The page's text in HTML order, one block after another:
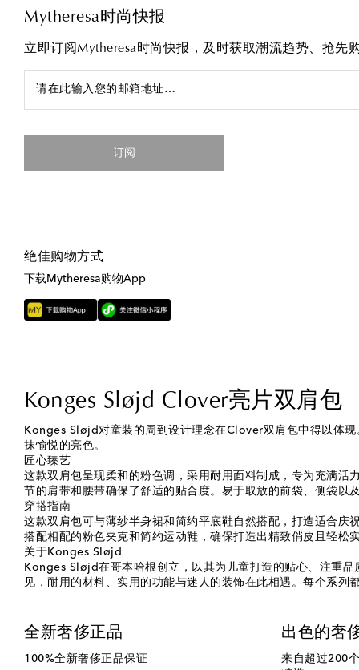
Mytheresa时尚快报
立即订阅Mytheresa时尚快报，及时获取潮流趋势、抢先
请在此输入您的邮箱地址…
订阅
绝佳购物方式
下载Mytheresa购物App
Konges Sløjd Clover亮片双肩包
Konges Sløjd对童装的周到设计理念在Clover双肩包中得以体
抹愉悦的亮色。
匠心臻艺
这款双肩包呈现柔和的粉色调，采用耐用面料制成，专为充满活
节的肩带和腰带确保了舒适的贴合度。易于取放的前袋、侧袋以
穿搭指南
这款双肩包可与薄纱半身裙和简约平底鞋自然搭配，打造适合庆
搭配相配的粉色夹克和简约运动鞋，确保打造出精致俏皮且轻松
关于Konges Sløjd
Konges Sløjd在哥本哈根创立，以其为儿童打造的贴心、注重
见，耐用的材料、实用的功能与迷人的装饰在此相遇。每个系
全新奢侈正品
100%全新奢侈正品保证
出色的奢
来自超过200